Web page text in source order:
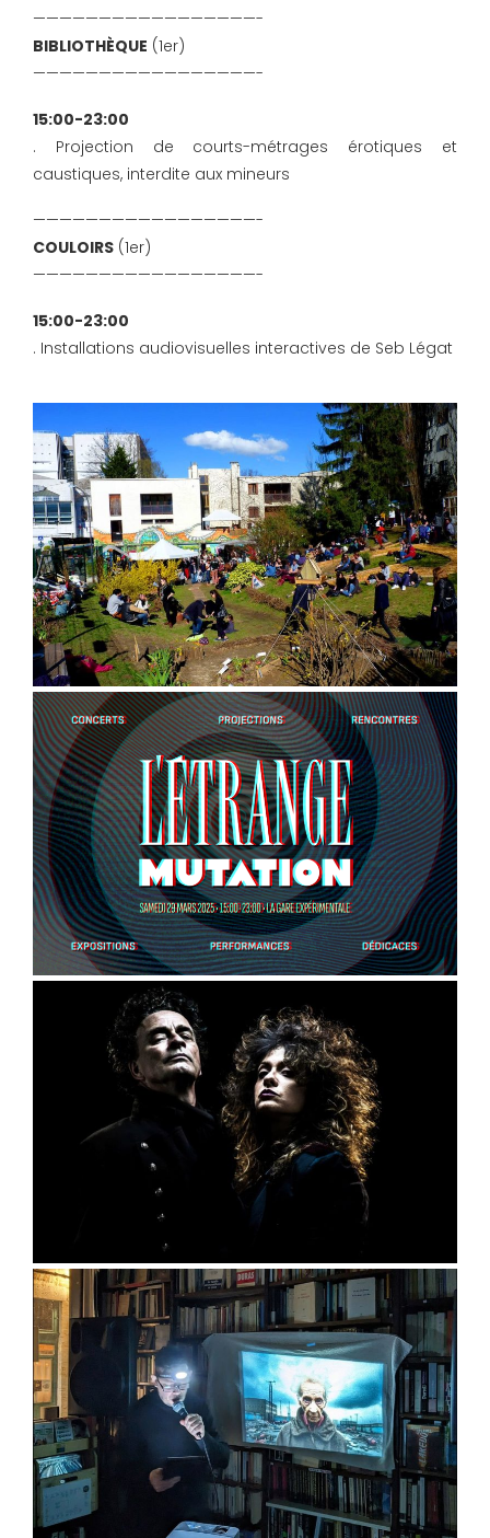
—————————————————-
BIBLIOTHÈQUE (1er)
—————————————————-
15:00-23:00
. Projection de courts-métrages érotiques et
caustiques, interdite aux mineurs
—————————————————-
COULOIRS (1er)
—————————————————-
15:00-23:00
. Installations audiovisuelles interactives de Seb Légat